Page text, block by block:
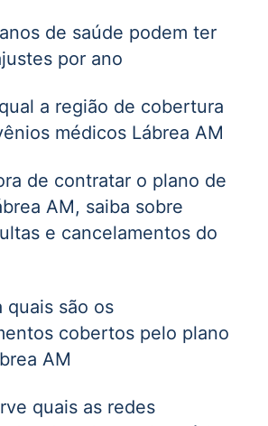
de saúde podem ter
por ano
a região de cobertura
médicos Lábrea AM
de contratar o plano de
AM, saiba sobre
e cancelamentos do
quais são os
cobertos pelo plano
AM
quais as redes